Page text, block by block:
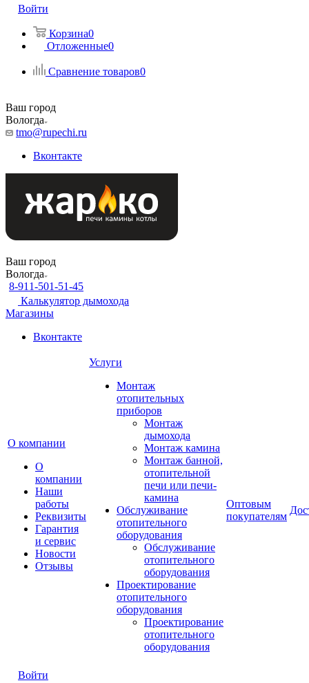
Войти
Корзина0
Отложенные0
Сравнение товаров0
Ваш город
Вологда
tmo@rupechi.ru
Вконтакте
Ваш город
Вологда
8-911-501-51-45
Калькулятор дымохода
Магазины
Вконтакте
О компании
О
компании
Наши
работы
Реквизиты
Гарантия
и сервис
Новости
Отзывы
Услуги
Монтаж
отопительных
приборов
Монтаж
дымохода
Монтаж камина
Монтаж банной,
отопительной
печи или печи-
камина
Обслуживание
отопительного
оборудования
Обслуживание
отопительного
оборудования
Проектирование
отопительного
оборудования
Проектирование
отопительного
оборудования
Оптовым
покупателям
Войти